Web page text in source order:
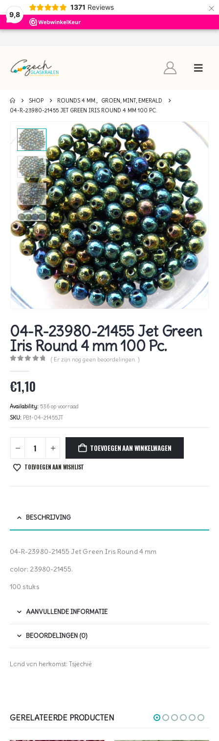
9,8
1371 Reviews ×
SHOP ROUNDS 4 MM.,
GROEN, MINT, EMERALD
04-R-23980-21455 JET GREEN IRIS ROUND 4 MM 100 PC.
04-R-23980-21455 Jet Green
Iris Round 4 mm 100 Pc.
( Er zijn nog geen beoordelingen. )
€1,10
Availability: 536 op voorraad
SKU: PB1-04-21455JT
TOEVOEGEN AAN WINKELWAGEN
TOEVOEGEN AAN WISHLIST
BESCHRIJVING
04-R-23980-21455 Jet Green Iris Round 4 mm
color: 23980-21455.
100 stuks
AANVULLENDE INFORMATIE
BEOORDELINGEN (0)
Land van herkomst: Tsjechië
GERELATEERDE PRODUCTEN